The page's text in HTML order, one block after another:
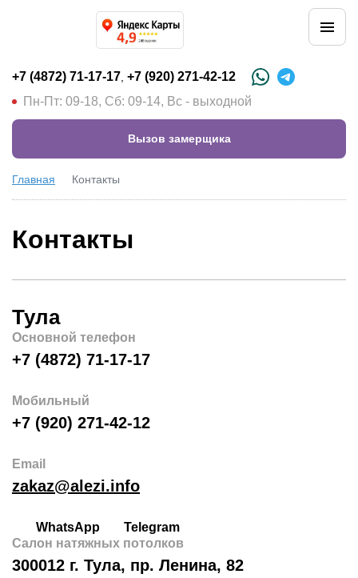
+7 (4872) 71-17-17 +7 (920) 271-42-12
Пн-Пт: 09-18, Сб: 09-14, Вс - выходной
Вызов замерщика
Главная Контакты
Контакты
Тула
Основной телефон
+7 (4872) 71-17-17
Мобильный
+7 (920) 271-42-12
Email
zakaz@alezi.info
WhatsApp
Telegram
Салон натяжных потолков
300012 г. Тула, пр. Ленина, 82